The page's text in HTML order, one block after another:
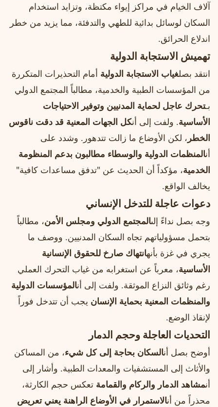
آلاف الخيام في مراكز إيواء مكتظة، وتزايد استخدام
السكان لوسائل بدائية للطهي والتدفئة، مما يزيد من خطر
اندلاع الحرائق.
تهميش الاستجابة الدولية
انتقد بصلغياب الاستجابة الدولية أمام التحذيرات المتكررة
من المؤسسات الطبية والخدمية، مطالباً المجتمع الدولي
بـتحرك عاجل لحماية المدنيين وتوفير الاحتياجات
الأساسية. ولفت إلى أنكل الجهات المعنية قد دقت ناقوس
الخطر ، لكن الأوضاع ما زالت تتدهور. وشدد على
أنالمنظمات الدولية والوسطاء مطالبون بدعم المنظومة
الخدمية، مؤكداً أن الحديث عن "تدفق مساعدات كافية"
يخالف الواقع.
دعوات عاجلة للتدخل الإنساني
وجه بصل نداءً إلىالمجتمع الدولي ومجلس الأمن، مطالباً
بتحمل مسؤولياتهم تجاه السكان المدنيين. ووصف ما
يجري في غزة بأنهانتهاك صارخ للحقوق الإنسانية
الأساسية، معرباً عن استغرابه من غياب التحرك العملي
رغم وثائق النزاع الموثقة. ولفت إلى أنالمؤسسات الدولية
والمنظمات المعنية بحماية الإنسان يجب أن تتدخل فوراً
لإنقاذ الوضع.
التحديات العاجلة وحجم الدمار
أوضح بصل أنالسكان بحاجة إلى كل شيء، من المساكن
والأثاث إلى المستشفيات والمعدات الطبية. وأشار إلى
أنمشاهد الدمار والركام والقمامة تعكس حجم الكارثة،
محذراً من أنالاستمرار في الأوضاع الراهنة يعني تعريض